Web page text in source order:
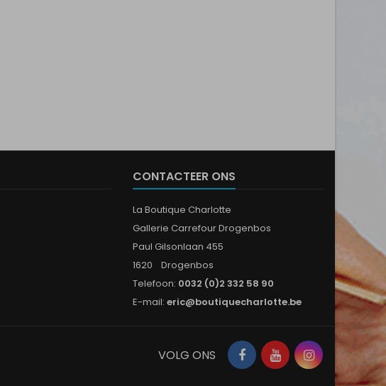
CONTACTEER ONS
La Boutique Charlotte
Gallerie Carrefour Drogenbos
Paul Gilsonlaan 455
1620 Drogenbos
Telefoon: 0032 (0)2 332 58 90
E-mail: eric@boutiquecharlotte.be
Facebook
YouTubeInstagram
VOLG ONS